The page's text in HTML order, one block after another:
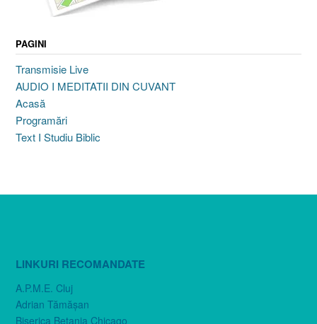
PAGINI
Transmisie Live
AUDIO I MEDITATII DIN CUVANT
Acasă
Programări
Text I Studiu Biblic
LINKURI RECOMANDATE
A.P.M.E. Cluj
Adrian Tămăşan
Biserica Betania Chicago